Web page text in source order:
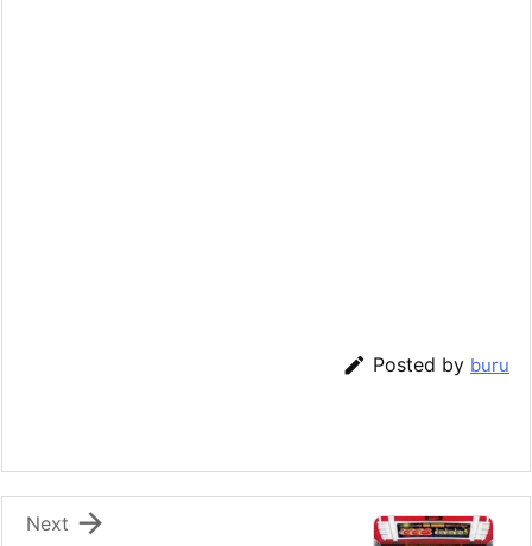
 Posted by buru

Next